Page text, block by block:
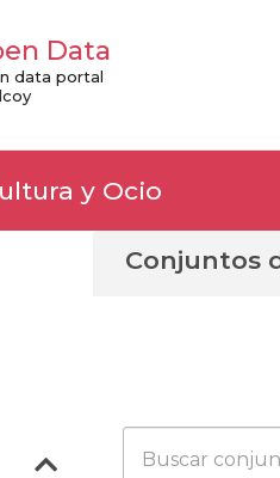
Data
data portal
y Ocio
Conjuntos